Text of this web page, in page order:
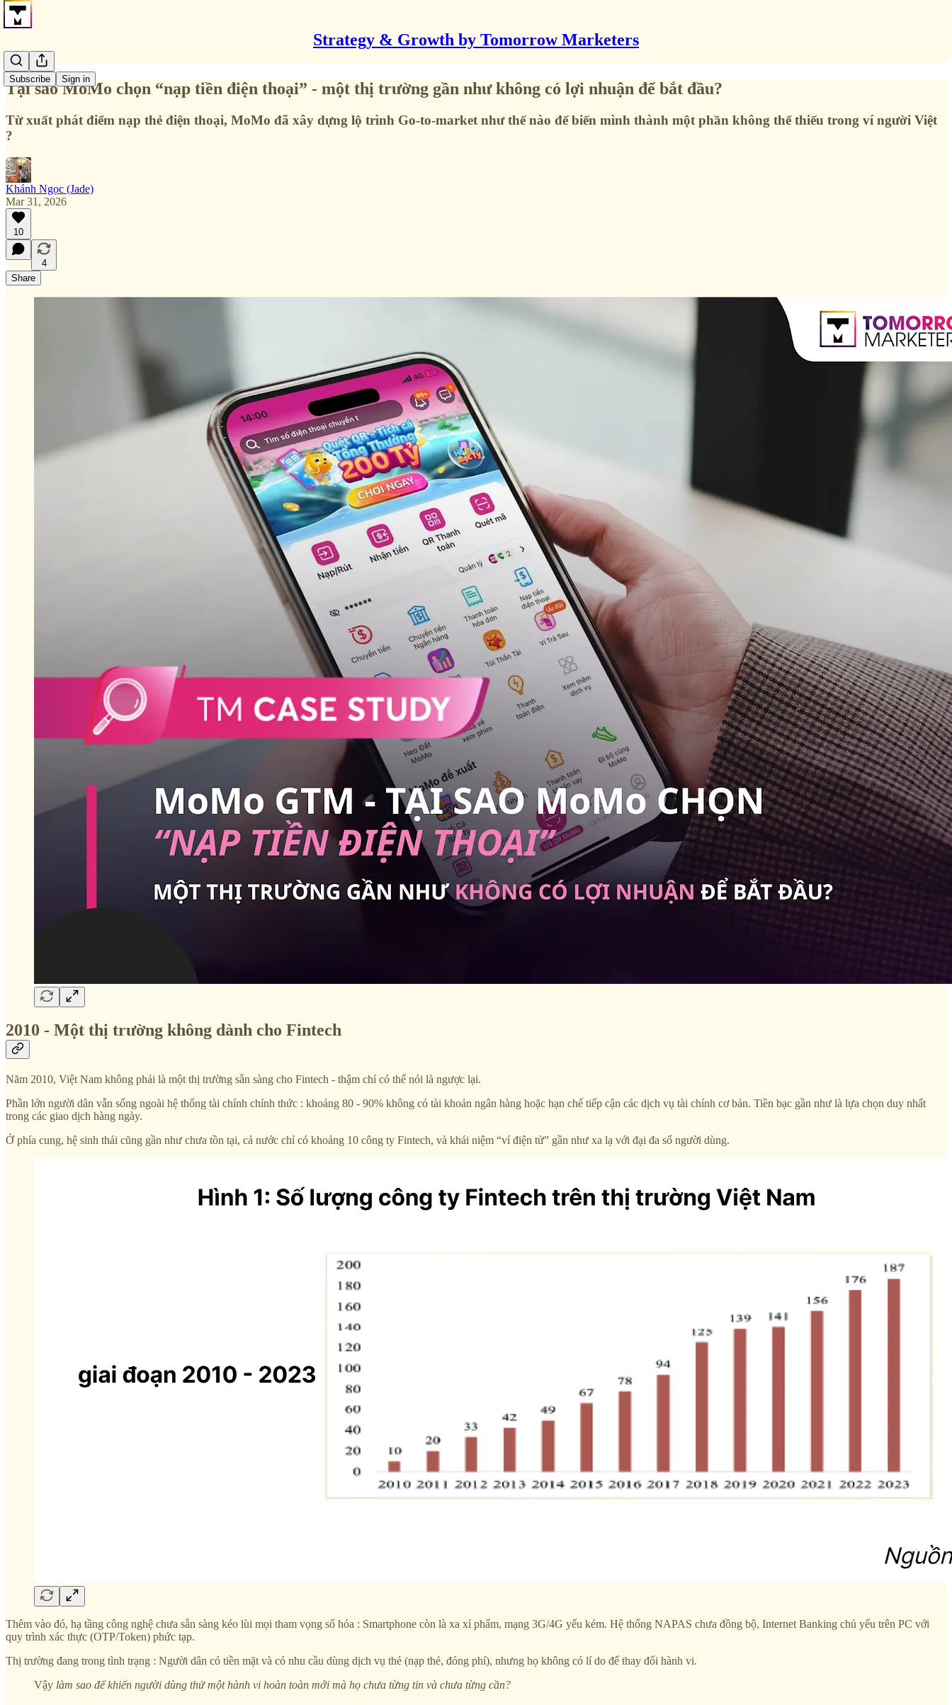
Strategy & Growth by Tomorrow Marketers
Subscribe Sign in
Tại sao MoMo chọn “nạp tiền điện thoại” - một thị trường gần như không có lợi nhuận để bắt đầu?
Từ xuất phát điểm nạp thẻ điện thoại, MoMo đã xây dựng lộ trình Go-to-market như thế nào để biến mình thành một phần không thể thiếu trong ví người Việt
?
Khánh Ngọc (Jade)
Mar 31, 2026
10
4
Share
2010 - Một thị trường không dành cho Fintech
Năm 2010, Việt Nam không phải là một thị trường sẵn sàng cho Fintech - thậm chí có thể nói là ngược lại.
Phần lớn người dân vẫn sống ngoài hệ thống tài chính chính thức : khoảng 80 - 90% không có tài khoản ngân hàng hoặc hạn chế tiếp cận các dịch vụ tài chính cơ bản. Tiền bạc gần như là lựa chọn duy nhất
trong các giao dịch hàng ngày.
Ở phía cung, hệ sinh thái cũng gần như chưa tồn tại, cả nước chỉ có khoảng 10 công ty Fintech, và khái niệm “ví điện tử” gần như xa lạ với đại đa số người dùng.
Thêm vào đó, hạ tầng công nghệ chưa sẵn sàng kéo lùi mọi tham vọng số hóa : Smartphone còn là xa xỉ phẩm, mạng 3G/4G yếu kém. Hệ thống NAPAS chưa đồng bộ, Internet Banking chủ yếu trên PC với
quy trình xác thực (OTP/Token) phức tạp.
Thị trường đang trong tình trạng : Người dân có tiền mặt và có nhu cầu dùng dịch vụ thẻ (nạp thẻ, đóng phí), nhưng họ không có lí do để thay đổi hành vi.
Vậy làm sao để khiến người dùng thử một hành vi hoàn toàn mới mà họ chưa từng tin và chưa từng cần?